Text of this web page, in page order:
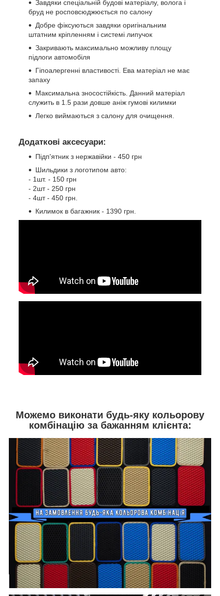
Завдяки спеціальній будові матеріалу, волога і
бруд не росповсюджюється по салону
Добре фіксуються завдяки оригінальним
штатним кріпленням і системі липучок
Закривають максимально можливу площу
підлоги автомобіля
Гіпоалергенні властивості. Ева матеріал не має
запаху
Максимальна зносостійкість. Данний матеріал
служить в 1.5 рази довше аніж гумові килимки
Легко виймаються з салону для очищення.
Додаткові аксесуари:
Підп'ятник з нержавійки - 450 грн
Шильдики з логотипом авто:
- 1шт. - 150 грн
- 2шт - 250 грн
- 4шт - 450 грн.
Килимок в багажник - 1390 грн.
Можемо виконати будь-яку кольорову
комбінацію за бажанням клієнта: